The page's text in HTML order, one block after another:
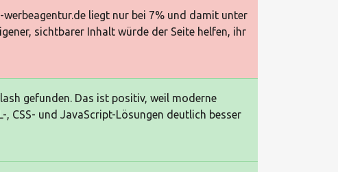
liegt nur bei 7% und damit unter
sichtbarer Inhalt würde der Seite helfen, ihr
gefunden. Das ist positiv, weil moderne
CSS- und JavaScript-Lösungen deutlich besser